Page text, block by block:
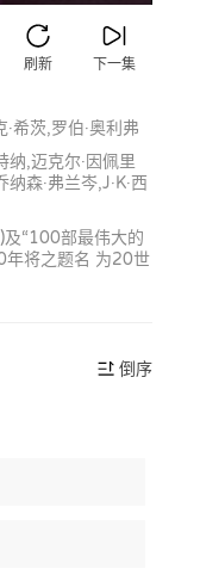
下一集
刷新
希茨,罗伯·奥利弗
纳,迈克尔·因佩里
森·弗兰岑,J·K·西
“100部最伟大的
年将之题名 为20世
倒序